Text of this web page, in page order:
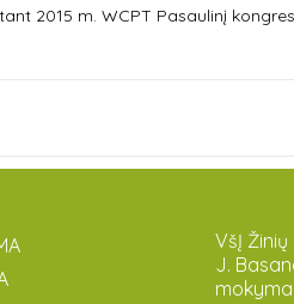
2015 m. WCPT Pasaulinį
VšĮ
J.